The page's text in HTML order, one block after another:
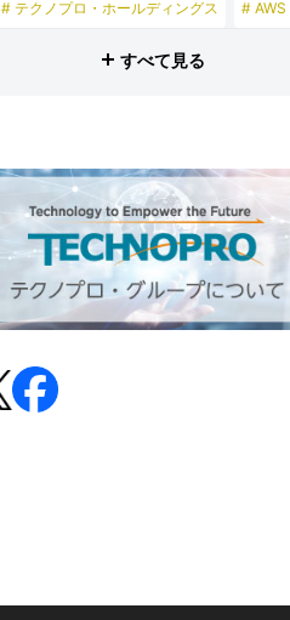
# テクノプロ・ホールディングス # AWS
# テクノブレーン # テクノプロ・グループ
# テクノプロ・デザイン
# テクノプロ・エンジニアリング
# テクノプロ・コンストラクション
すべて見る